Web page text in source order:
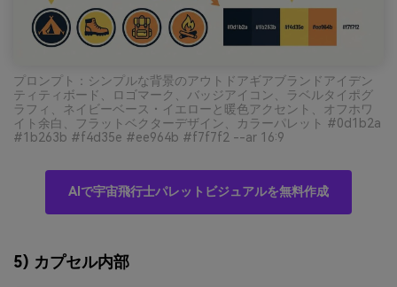
プロンプト：シンプルな背景のアウトドアギアブランドアイデン
ティティボード、ロゴマーク、バッジアイコン、ラベルタイポグ
ラフィ、ネイビーベース・イエローと暖色アクセント、オフホワ
イト余白、フラットベクターデザイン、カラーパレット #0d1b2a
#1b263b #f4d35e #ee964b #f7f7f2 --ar 16:9
AIで宇宙飛行士パレットビジュアルを無料作成
5) カプセル内部